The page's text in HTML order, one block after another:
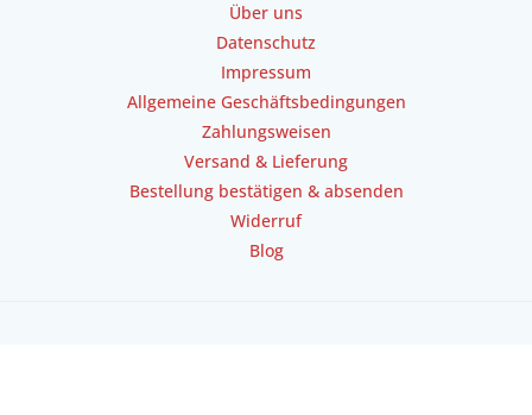
Über uns
Datenschutz
Impressum
Allgemeine Geschäftsbedingungen
Zahlungsweisen
Versand & Lieferung
Bestellung bestätigen & absenden
Widerruf
Blog